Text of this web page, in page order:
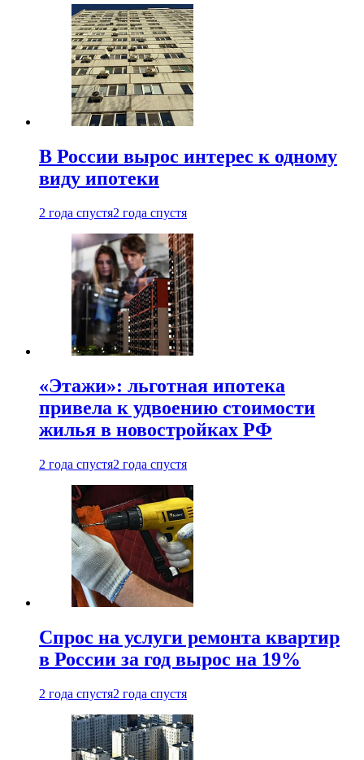
В России вырос интерес к одному
виду ипотеки
2 года спустя2 года спустя
«Этажи»: льготная ипотека
привела к удвоению стоимости
жилья в новостройках РФ
2 года спустя2 года спустя
Спрос на услуги ремонта квартир
в России за год вырос на 19%
2 года спустя2 года спустя